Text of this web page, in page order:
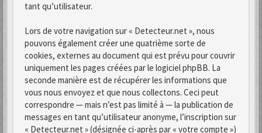
tant qu’utilisateur.
Lors de votre navigation sur « Detecteur.net », nous
pouvons également créer une quatrième sorte de
cookies, externes au document qui est prévu pour couvrir
uniquement les pages créées par le logiciel phpBB. La
seconde manière est de récupérer les informations que
vous nous envoyez et que nous collectons. Ceci peut
correspondre — mais n’est pas limité à — la publication de
messages en tant qu’utilisateur anonyme, l’inscription sur
« Detecteur.net » (désignée ci-après par « votre compte »)